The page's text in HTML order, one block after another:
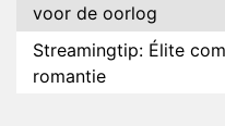
voor de oorlog
Streamingtip: Élite
romantie